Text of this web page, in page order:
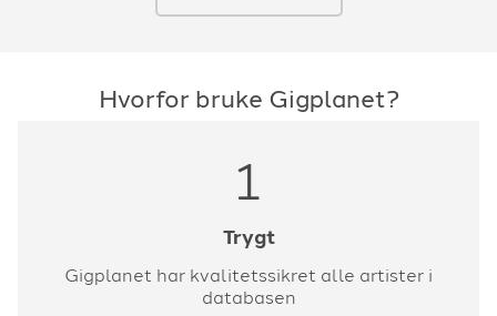
Hvorfor bruke Gigplanet?
1
Trygt
Gigplanet har kvalitetssikret alle artister i
databasen